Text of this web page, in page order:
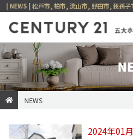
NEWS
2024年01